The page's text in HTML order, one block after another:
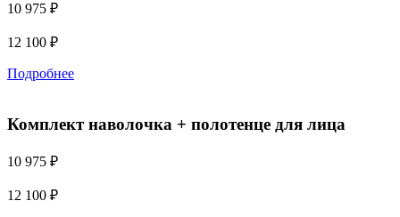
10 975 ₽
12 100 ₽
Подробнее
Комплект наволочка + полотенце для лица
10 975 ₽
12 100 ₽